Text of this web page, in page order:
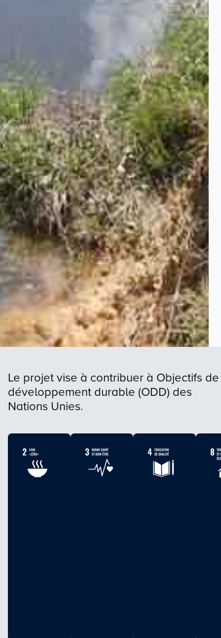
Le projet vise à contribuer à Objectifs de
développement durable (ODD) des
Nations Unies.